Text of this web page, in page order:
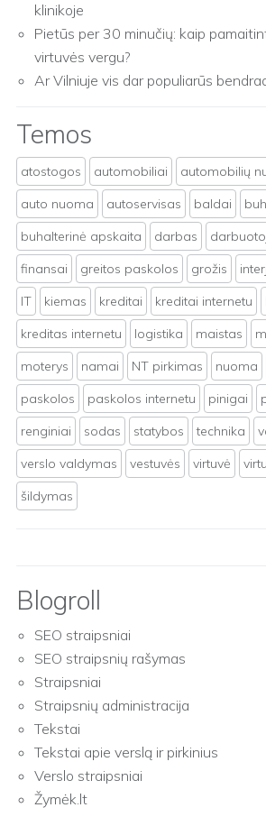
klinikoje
Pietūs per 30 minučių: kaip
virtuvės vergu?
Ar Vilniuje vis dar populiarūs
Temos
atostogos automobiliai
automobilių
auto nuoma
autoservisas baldai
buhalterinė apskaita
darbas
finansai
greitos paskolos grožis
IT
kiemas kreditai kreditai internetu
kreditas internetu
logistika maistas
moterys
namai NT pirkimas nuoma
paskolos
paskolos internetu pinigai
renginiai
sodas statybos technika
verslo valdymas
vestuvės virtuvė
šildymas
Blogroll
SEO straipsniai
SEO straipsnių rašymas
Straipsniai
Straipsnių administracija
Tekstai
Tekstai apie verslą ir pirkinius
Verslo straipsniai
Žymėk.lt